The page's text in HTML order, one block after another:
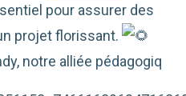
pour assurer des
projet florissant.
notre alliée pédagogiq